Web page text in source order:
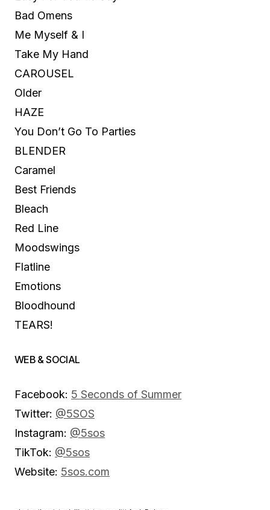
Bad Omens
Me Myself & I
Take My Hand
CAROUSEL
Older
HAZE
You Don’t Go To Parties
BLENDER
Caramel
Best Friends
Bleach
Red Line
Moodswings
Flatline
Emotions
Bloodhound
TEARS!
WEB & SOCIAL
Facebook: 5 Seconds of Summer
Twitter: @5SOS
Instagram: @5sos
TikTok: @5sos
Website: 5sos.com